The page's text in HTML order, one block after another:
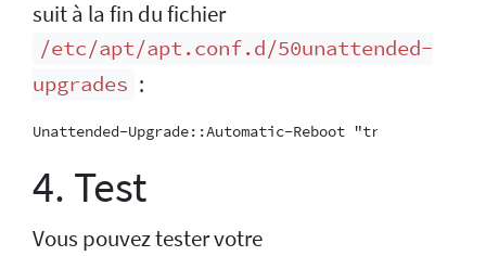
suit à la fin du fichier
/etc/apt/apt.conf.d/50unattended-
upgrades :
4. Test
Vous pouvez tester votre